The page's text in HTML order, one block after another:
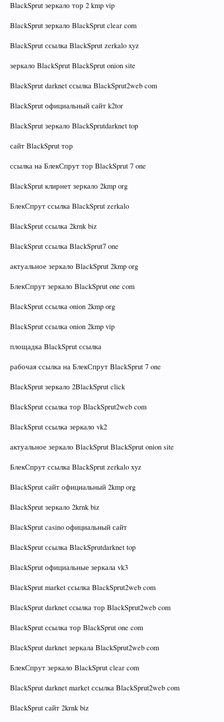
BlackSprut зеркало тор 2 kmp vip
BlackSprut зеркало BlackSprut clear com
BlackSprut ссылка BlackSprut zerkalo xyz
зеркало BlackSprut BlackSprut onion site
BlackSprut darknet ссылка BlackSprut2web com
BlackSprut официальный сайт k2tor
BlackSprut зеркало BlackSprutdarknet top
сайт BlackSprut тор
ссылка на БлекСпрут тор BlackSprut 7 one
BlackSprut клирнет зеркало 2kmp org
БлекСпрут ссылка BlackSprut zerkalo
BlackSprut ссылка 2krnk biz
BlackSprut ссылка BlackSprut7 one
актуальное зеркало BlackSprut 2kmp org
БлекСпрут зеркало BlackSprut one com
BlackSprut ссылка onion 2kmp org
BlackSprut ссылка onion 2kmp vip
площадка BlackSprut ссылка
рабочая ссылка на БлекСпрут BlackSprut 7 one
BlackSprut зеркало 2BlackSprut click
BlackSprut ссылка тор BlackSprut2web com
BlackSprut ссылка зеркало vk2
актуальное зеркало BlackSprut BlackSprut onion site
БлекСпрут ссылка BlackSprut zerkalo xyz
BlackSprut сайт официальный 2kmp org
BlackSprut зеркало 2krnk biz
BlackSprut casino официальный сайт
BlackSprut ссылка BlackSprutdarknet top
BlackSprut официальные зеркала vk3
BlackSprut market ссылка BlackSprut2web com
BlackSprut darknet ссылка тор BlackSprut2web com
BlackSprut ссылка тор BlackSprut one com
BlackSprut darknet зеркала BlackSprut2web com
БлекСпрут зеркало BlackSprut clear com
BlackSprut darknet market ссылка BlackSprut2web com
BlackSprut сайт 2krnk biz